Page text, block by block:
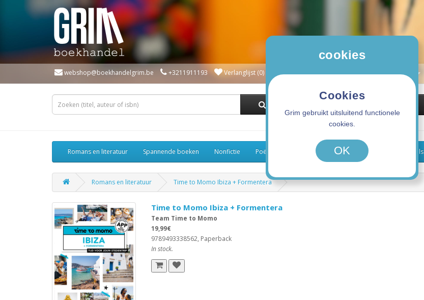
webshop@boekhandelgrim.be +3211911193 Verlanglijst (0) Winkelwagen Afrekenen Mijn Account
Romans en literatuur Spannende boeken Nonfictie Poëzie Kinderboeken Koken Graphic Novels
Romans en literatuur Time to Momo Ibiza + Formentera
Time to Momo Ibiza + Formentera
Team Time to Momo
19,99€
9789493338562, Paperback
In stock.
cookies
Cookies
Grim gebruikt uitsluitend functionele
cookies.
OK